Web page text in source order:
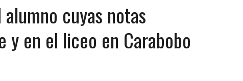
EN LA AUTOPISTA VALLE-COCHE
EN LICEO DE CHILE: SUS COMPAÑEROS LO ESPERARON EN LA SALIDA
DESENCADENÓ TRAGEDIA FAMILIAR
A UNA ADOLESCENTE DE 13 AÑOS TRAS ABUSAR DE ELLA
Y SU FAMILIA TRAS LOS TERREMOTOS: CAYERON DESDE EL PISO NUEVE DEL
cuyas notas
en el liceo en Carabobo